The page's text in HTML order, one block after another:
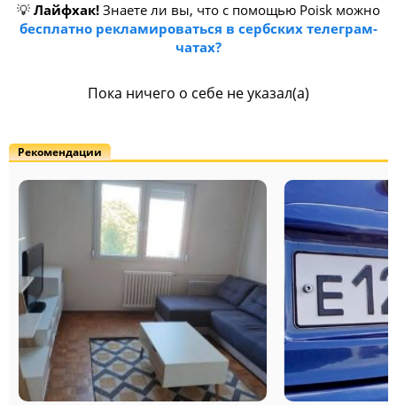
💡 Лайфхак! Знаете ли вы, что с помощью Poisk можно
бесплатно рекламироваться в сербских телеграм-
чатах?
Пока ничего о себе не указал(а)
Рекомендации